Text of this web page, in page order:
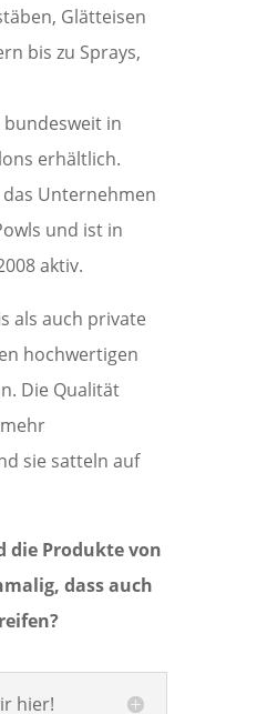
Glätteisen
bis zu Sprays,
in
erhältlich.
Unternehmen
und ist in
aktiv.
als auch private
hochwertigen
Die Qualität
sie satteln auf
die Produkte von
dass auch
hier!